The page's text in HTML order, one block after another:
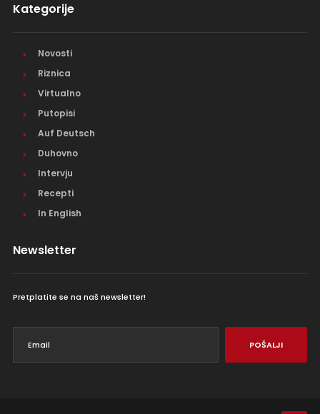
Kategorije
Novosti
Riznica
Virtualno
Putopisi
Auf Deutsch
Duhovno
Intervju
Recepti
In English
Newsletter
Pretplatite se na naš newsletter!
POŠALJI